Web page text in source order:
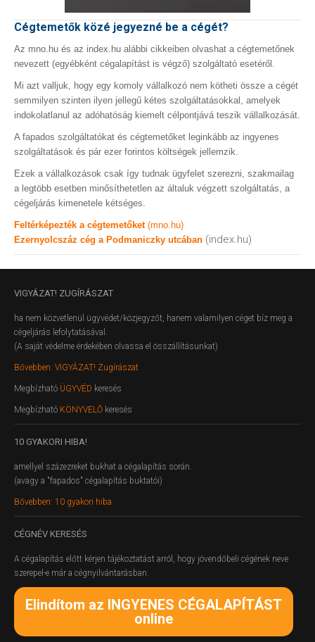
Cégtemetők közé jegyezné be a cégét?
Az mno.hu és az index.hu alábbi cikkeiben olvashat a cégtemetőnek
nevezett (egyébként cégalapítást is végző) szolgáltató esetéről.
Mi azt valljuk, hogy egy komoly vállalkozó nem kötheti össze a cégét
semmilyen szinten ilyen jellegű kétes szolgáltatásokkal, amelyek
indokolatlanul az adóhatóság kiemelt célpontjává teszik vállalkozását.
A fapados szolgáltatókat és cégtemetőket leginkább az ingyenes
szolgáltatások és pár ezer forintos költségek jellemzik.
Ezek a vállalkozások csak így tudnak ügyfelet szerezni, szakmailag
a legtöbb esetben minősíthetetlen az általuk végzett szolgáltatás, a
cégeljárás kimenetele kétséges.
Feltérképezték a cégtemetőket (mno.hu)
Ezernyolcszáz cég a Podmaniczky utcában (index.hu)
VIGYÁZAT! ZUGÍRÁSZAT
ha nem közvetlenül ügyvédet/közjegyzőt, hanem valamilyen céget bíz meg a
cégeljárás lefolytatásával.
(A saját védelme érdekében olvassa el összállításunkat)
Bővebben: VIGYÁZAT! Zugírászat
Megbízható ÜGYVÉD keresés
Megbízható KÖNYVELŐ keresés
10 GYAKORI HIBA!
amellyel százezreket bukhat a cégalapítás során.
(avagy a "fapados" cégalapítás buktatói)
Bővebben: 10 gyakori hiba
CÉGNÉV KERESÉS
A cégalapítás előtt kérjen tájékoztatást arról, hogy jövendőbeli cégének neve
szerepel-e már a cégnyilvántarásban.
Elindítom az INGYENES CÉGALAPÍTÁST
online